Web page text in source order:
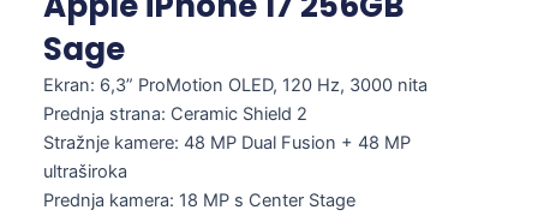
Sage
Ekran: 6,3” ProMotion OLED, 120 Hz, 3000 nita
Prednja strana: Ceramic Shield 2
Stražnje kamere: 48 MP Dual Fusion + 48 MP
ultraširoka
Prednja kamera: 18 MP s Center Stage